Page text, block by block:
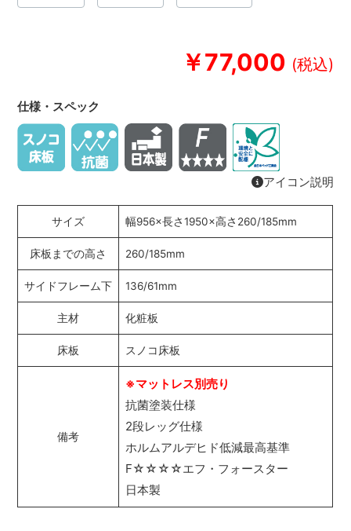
￥77,000
仕様・スペック
アイコン説明
サイズ 幅956×長さ1950×高さ260/185mm
床板までの高さ 260/185mm
サイドフレーム下 136/61mm
主材 化粧板
床板 スノコ床板
備考
※マットレス別売り
抗菌塗装仕様
2段レッグ仕様
ホルムアルデヒド低減最高基準
F☆☆☆☆エフ・フォースター
日本製